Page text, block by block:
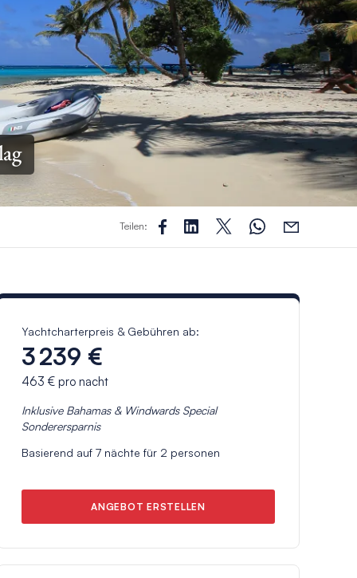
Teilen:
Yachtcharterpreis & Gebühren ab:
3 239 €
463 € pro nacht
Inklusive Bahamas & Windwards Special
Sonderersparnis
Basierend auf 7 nächte für 2 personen
ANGEBOT ERSTELLEN